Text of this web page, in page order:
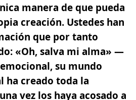
manera de que pueda
creación. Ustedes han
que por tanto
«Oh, salva mi alma» —
su mundo
ha creado toda la
vez los haya acosado a